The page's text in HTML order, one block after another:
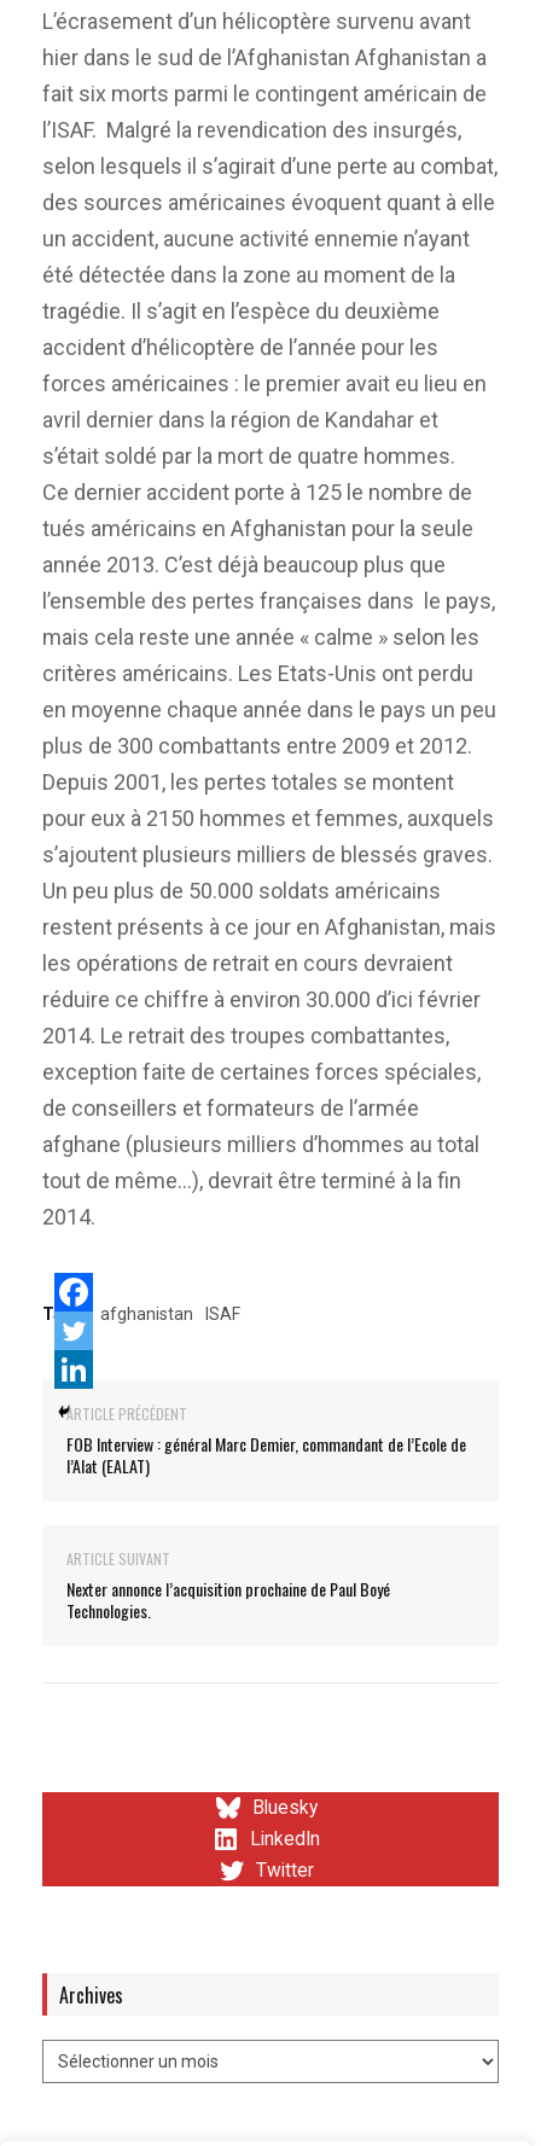
L’écrasement d’un hélicoptère survenu avant
hier dans le sud de l’Afghanistan Afghanistan a
fait six morts parmi le contingent américain de
l’ISAF. Malgré la revendication des insurgés,
selon lesquels il s’agirait d’une perte au combat,
des sources américaines évoquent quant à elle
un accident, aucune activité ennemie n’ayant
été détectée dans la zone au moment de la
tragédie. Il s’agit en l’espèce du deuxième
accident d’hélicoptère de l’année pour les
forces américaines : le premier avait eu lieu en
avril dernier dans la région de Kandahar et
s’était soldé par la mort de quatre hommes.
Ce dernier accident porte à 125 le nombre de
tués américains en Afghanistan pour la seule
année 2013. C’est déjà beaucoup plus que
l’ensemble des pertes françaises dans le pays,
mais cela reste une année « calme » selon les
critères américains. Les Etats-Unis ont perdu
en moyenne chaque année dans le pays un peu
plus de 300 combattants entre 2009 et 2012.
Depuis 2001, les pertes totales se montent
pour eux à 2150 hommes et femmes, auxquels
s’ajoutent plusieurs milliers de blessés graves.
Un peu plus de 50.000 soldats américains
restent présents à ce jour en Afghanistan, mais
les opérations de retrait en cours devraient
réduire ce chiffre à environ 30.000 d’ici février
2014. Le retrait des troupes combattantes,
exception faite de certaines forces spéciales,
de conseillers et formateurs de l’armée
afghane (plusieurs milliers d’hommes au total
tout de même…), devrait être terminé à la fin
2014.
Tags: afghanistan ISAF
ARTICLE PRÉCÉDENT
FOB Interview : général Marc Demier, commandant de l’Ecole de
l’Alat (EALAT)
ARTICLE SUIVANT
Nexter annonce l’acquisition prochaine de Paul Boyé
Technologies.
Bluesky
LinkedIn
Twitter
Archives